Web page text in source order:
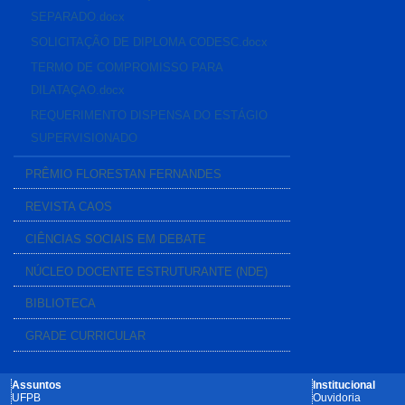
SEPARADO.docx
SOLICITAÇÃO DE DIPLOMA CODESC.docx
TERMO DE COMPROMISSO PARA
DILATAÇAO.docx
REQUERIMENTO DISPENSA DO ESTÁGIO
SUPERVISIONADO
PRÊMIO FLORESTAN FERNANDES
REVISTA CAOS
CIÊNCIAS SOCIAIS EM DEBATE
NÚCLEO DOCENTE ESTRUTURANTE (NDE)
BIBLIOTECA
GRADE CURRICULAR
Assuntos
UFPB
Institucional
Ouvidoria